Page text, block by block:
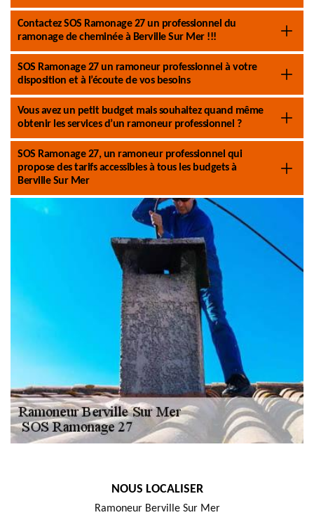
Contactez SOS Ramonage 27 un professionnel du
ramonage de cheminée à Berville Sur Mer !!!
SOS Ramonage 27 un ramoneur professionnel à votre
disposition et à l’écoute de vos besoins
Vous avez un petit budget mais souhaitez quand même
obtenir les services d’un ramoneur professionnel ?
SOS Ramonage 27, un ramoneur professionnel qui
propose des tarifs accessibles à tous les budgets à
Berville Sur Mer
NOUS LOCALISER
Ramoneur Berville Sur Mer